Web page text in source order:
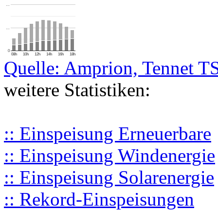
08h 10h 12h 14h 16h 18h
0
…
…
Quelle: Amprion, Tennet
weitere Statistiken:
:: Einspeisung Erneuerbare
:: Einspeisung Windenergie
:: Einspeisung Solarenergie
:: Rekord-Einspeisungen